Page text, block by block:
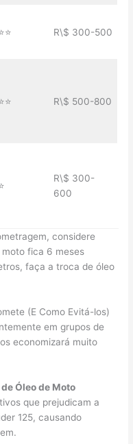
R\$ 300-500
R\$ 500-800
R\$ 300-
600
considere
moto fica 6 meses
faça a troca de óleo
(E Como Evitá-los)
em grupos de
economizará muito
Óleo de Moto
que prejudicam a
125, causando